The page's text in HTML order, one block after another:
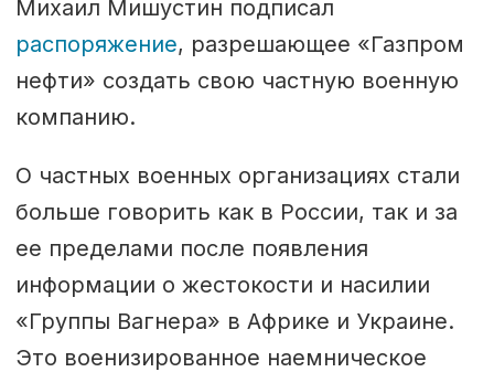
Михаил Мишустин подписал
распоряжение, разрешающее «Газпром
нефти» создать свою частную военную
компанию.
О частных военных организациях стали
больше говорить как в России, так и за
ее пределами после появления
информации о жестокости и насилии
«Группы Вагнера» в Африке и Украине.
Это военизированное наемническое